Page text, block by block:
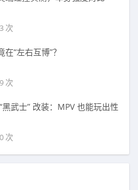
次
“左右互博”？
次
武士” 改装：MPV 也能玩出性
次